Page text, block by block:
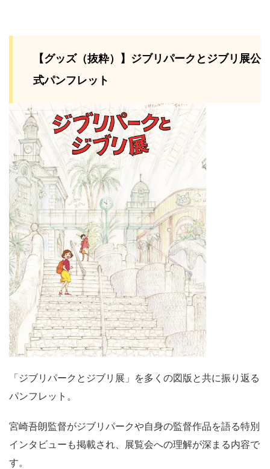
【グッズ（抜粋）】ジブリパークとジブリ展公
式パンフレット
「ジブリパークとジブリ展」を多くの図版と共に振り返る
パンフレット。
宮崎吾朗監督がジブリパークや自身の監督作品を語る特別
インタビューも掲載され、展覧会への理解が深まる内容で
す。